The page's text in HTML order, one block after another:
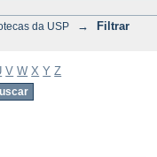
da USP →
Filtrar
V W X Y Z